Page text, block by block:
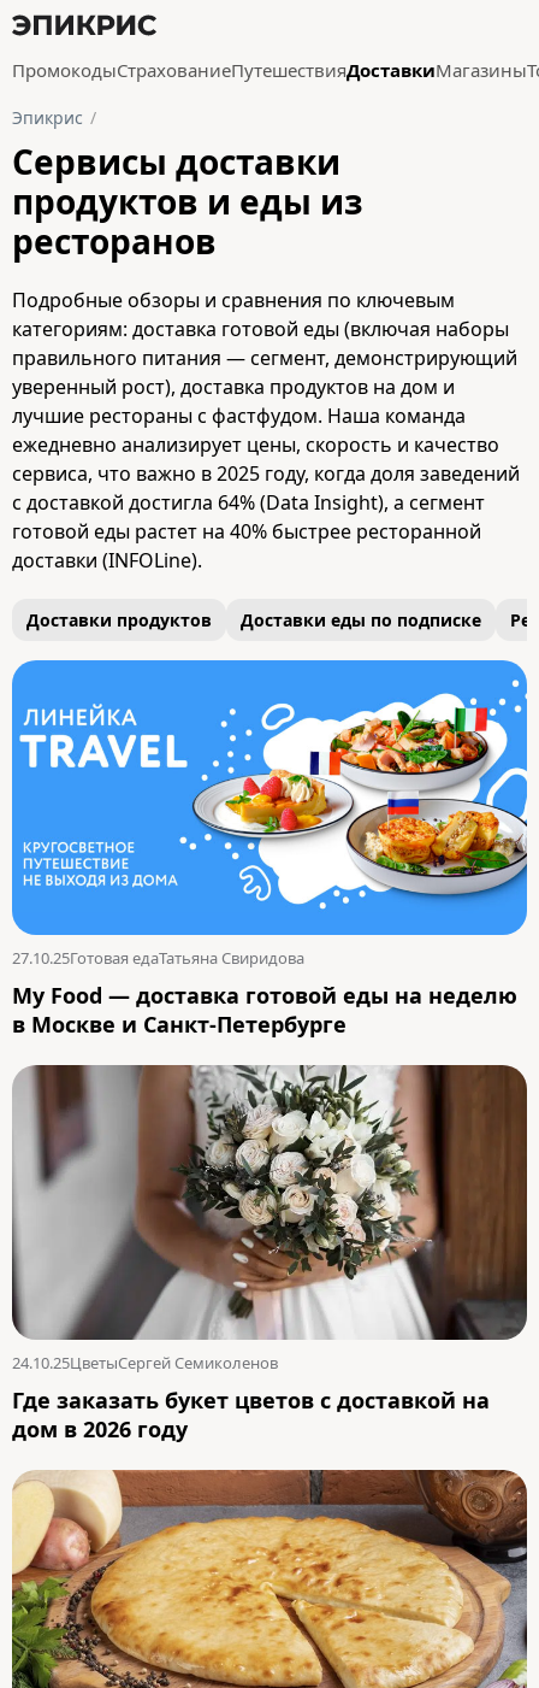
ПромокодыСтрахованиеПутешествияДоставкиМагазины
Эпикрис
Сервисы доставки
продуктов и еды из
ресторанов
Подробные обзоры и сравнения по ключевым
категориям: доставка готовой еды (включая наборы
правильного питания — сегмент, демонстрирующий
уверенный рост), доставка продуктов на дом и
лучшие рестораны с фастфудом. Наша команда
ежедневно анализирует цены, скорость и качество
сервиса, что важно в 2025 году, когда доля заведений
с доставкой достигла 64% (Data Insight), а сегмент
готовой еды растет на 40% быстрее ресторанной
доставки (INFOLine).
Доставки продуктов Доставки еды по подписке
27.10.25Готовая едаТатьяна Свиридова
My Food — доставка готовой еды на неделю
в Москве и Санкт-Петербурге
24.10.25ЦветыСергей Семиколенов
Где заказать букет цветов с доставкой на
дом в 2026 году